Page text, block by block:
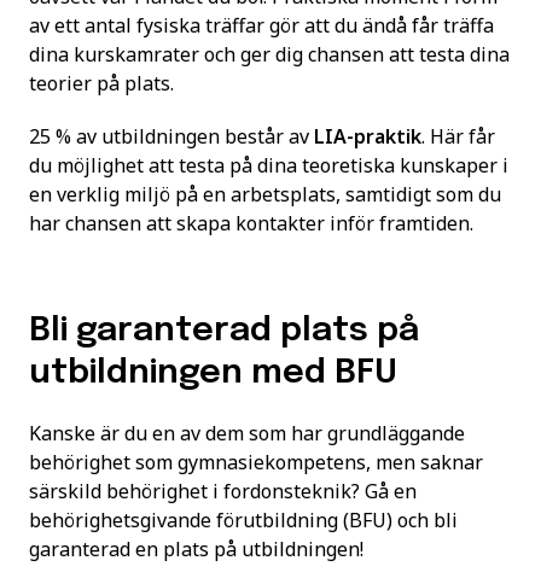
av ett antal fysiska träffar gör att du ändå får träffa
dina kurskamrater och ger dig chansen att testa dina
teorier på plats.
25 % av utbildningen består av LIA-praktik. Här får
du möjlighet att testa på dina teoretiska kunskaper i
en verklig miljö på en arbetsplats, samtidigt som du
har chansen att skapa kontakter inför framtiden.
Bli garanterad plats på
utbildningen med BFU
Kanske är du en av dem som har grundläggande
behörighet som gymnasiekompetens, men saknar
särskild behörighet i fordonsteknik? Gå en
behörighetsgivande förutbildning (BFU) och bli
garanterad en plats på utbildningen!